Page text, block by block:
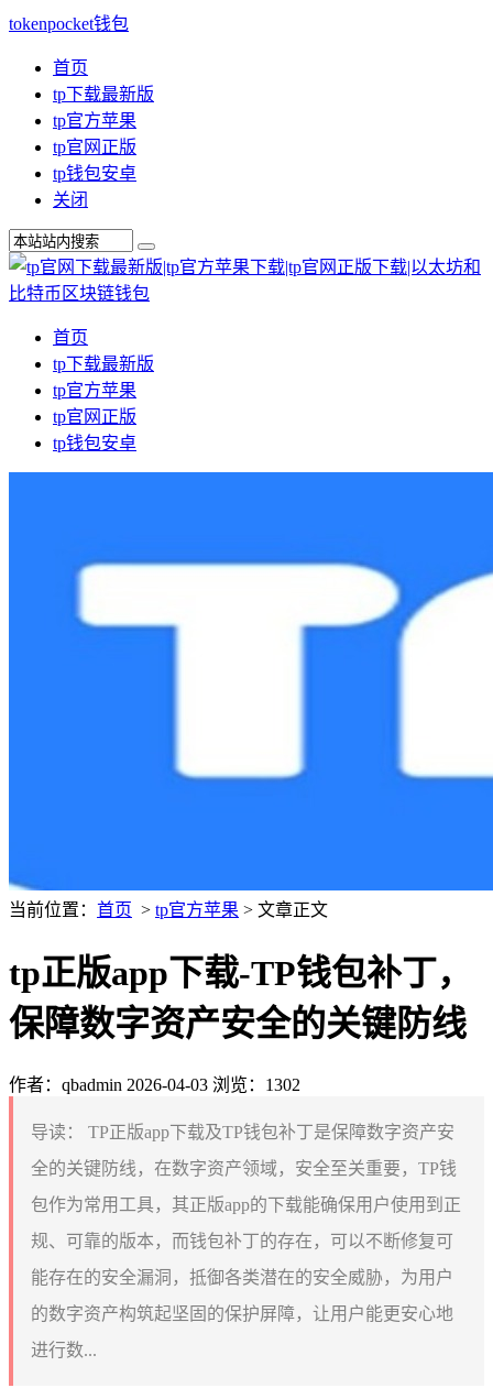
tokenpocket钱包
首页
tp下载最新版
tp官方苹果
tp官网正版
tp钱包安卓
关闭
首页
tp下载最新版
tp官方苹果
tp官网正版
tp钱包安卓
当前位置： 首页 > tp官方苹果 > 文章正文
tp正版app下载-TP钱包补丁，
保障数字资产安全的关键防线
作者：qbadmin 2026-04-03 浏览：1302
导读：
TP正版app下载及TP钱包补丁是保障数字资产安
全的关键防线，在数字资产领域，安全至关重要，TP钱
包作为常用工具，其正版app的下载能确保用户使用到正
规、可靠的版本，而钱包补丁的存在，可以不断修复可
能存在的安全漏洞，抵御各类潜在的安全威胁，为用户
的数字资产构筑起坚固的保护屏障，让用户能更安心地
进行数...